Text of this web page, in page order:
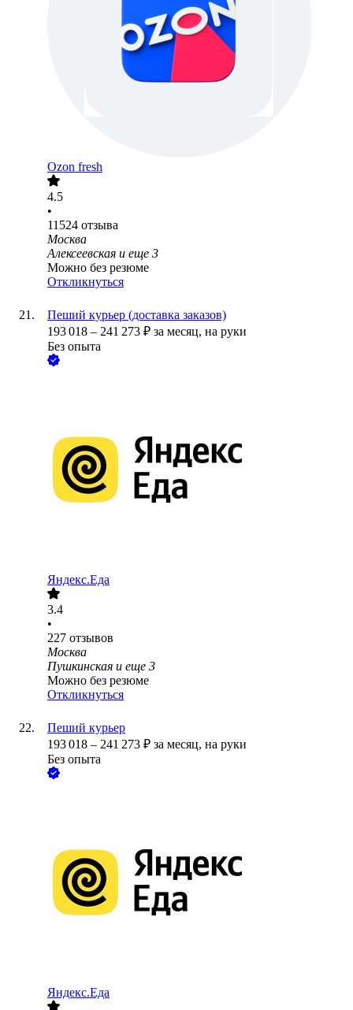
Ozon fresh
4.5
•
11524 отзыва
Москва
Алексеевская и еще 3
Можно без резюме
Откликнуться
Пеший курьер (доставка заказов)
193 018 – 241 273 ₽ за месяц, на руки
Без опыта
Яндекс.Еда
3.4
•
227 отзывов
Москва
Пушкинская и еще 3
Можно без резюме
Откликнуться
Пеший курьер
193 018 – 241 273 ₽ за месяц, на руки
Без опыта
Яндекс.Еда